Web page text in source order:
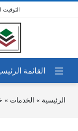
الرئيسية » الخدمات »